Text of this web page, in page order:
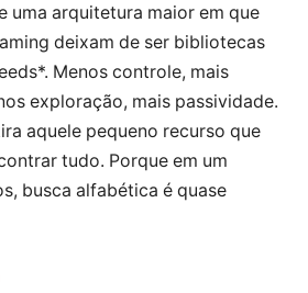
uma arquitetura maior em que
deixam de ser bibliotecas
Menos controle, mais
exploração, mais passividade.
aquele pequeno recurso que
tudo. Porque em um
busca alfabética é quase